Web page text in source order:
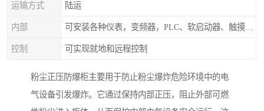
运输方式 陆运
内部
控制 可实现就地和远程控制
粉尘正压防爆柜主要用于防止粉尘爆炸危险环境中的电
气设备引发爆炸。它通过保持内部正压，阻止外部可燃